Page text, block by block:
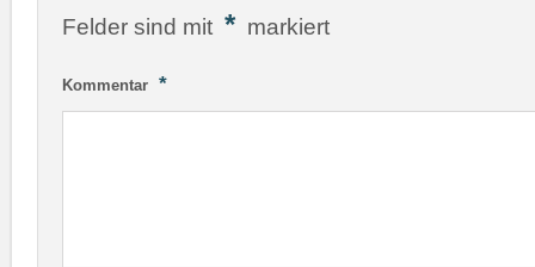
Felder sind mit * markiert
Kommentar *